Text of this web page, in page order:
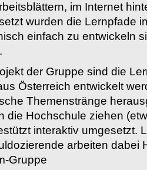
im Internet
wurden die Lernpfade
einfach zu entwickeln
der Gruppe sind die
Österreich entwickelt
Themenstränge
die Hochschule ziehen
interaktiv umgesetzt.
arbeiten dabei
Gruppe